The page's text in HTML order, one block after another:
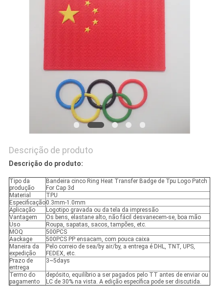
POLICY
Descrição de produto
Descrição do produto:
Tipo da
produção
Bandeira cinco Ring Heat Transfer Badge de Tpu Logo Patch
For Cap 3d
Material
TPU
Especificação0.3mm-1.0mm
Aplicação
Logotipo gravada ou da tela da impressão
Vantagem
Os bens, elastane alto, não fácil desvanecem-se, boa mão
Uso
Roupa, sapatas, sacos, tampões, etc.
MOQ
500PCS
Aackage
500PCS PP ensacam, com pouca caixa
Maneira da
expedição
Pelo correio de sea/by air/by, a entrega é DHL, TNT, UPS,
FEDEX, etc.
Prazo de
entrega
3~5days
Termo do
pagamento
depósito, equilíbrio a ser pagados pelo TT antes de enviar ou
LC de 30% na vista. A edição específica pode ser discutida.